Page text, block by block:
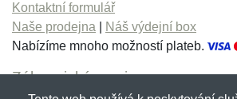
Kontaktní formulář
Naše prodejna
Náš výdejní box
Nabízíme mnoho možností plateb.
Zákaznický servis